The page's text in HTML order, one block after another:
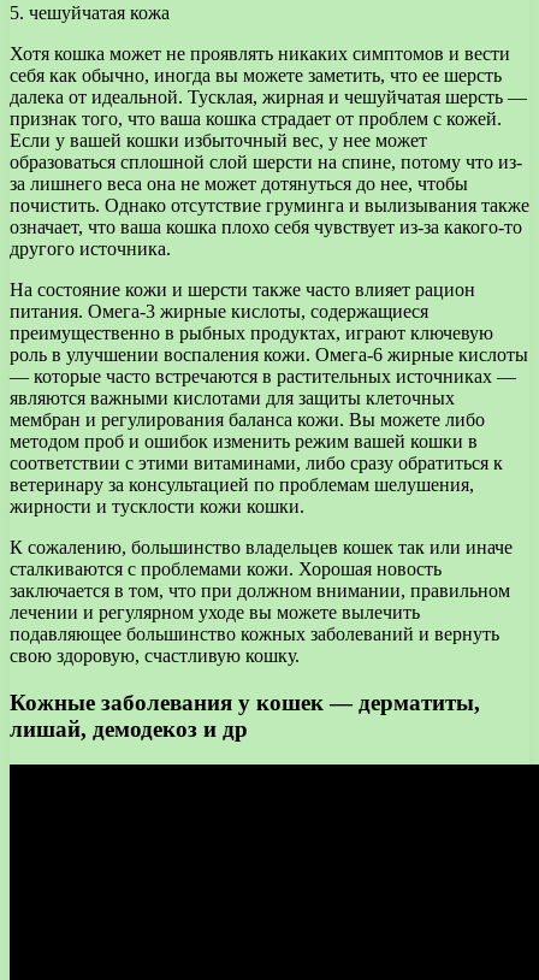
5. чешуйчатая кожа
Хотя кошка может не проявлять никаких симптомов и вести
себя как обычно, иногда вы можете заметить, что ее шерсть
далека от идеальной. Тусклая, жирная и чешуйчатая шерсть —
признак того, что ваша кошка страдает от проблем с кожей.
Если у вашей кошки избыточный вес, у нее может
образоваться сплошной слой шерсти на спине, потому что из-
за лишнего веса она не может дотянуться до нее, чтобы
почистить. Однако отсутствие груминга и вылизывания также
означает, что ваша кошка плохо себя чувствует из-за какого-то
другого источника.
На состояние кожи и шерсти также часто влияет рацион
питания. Омега-3 жирные кислоты, содержащиеся
преимущественно в рыбных продуктах, играют ключевую
роль в улучшении воспаления кожи. Омега-6 жирные кислоты
— которые часто встречаются в растительных источниках —
являются важными кислотами для защиты клеточных
мембран и регулирования баланса кожи. Вы можете либо
методом проб и ошибок изменить режим вашей кошки в
соответствии с этими витаминами, либо сразу обратиться к
ветеринару за консультацией по проблемам шелушения,
жирности и тусклости кожи кошки.
К сожалению, большинство владельцев кошек так или иначе
сталкиваются с проблемами кожи. Хорошая новость
заключается в том, что при должном внимании, правильном
лечении и регулярном уходе вы можете вылечить
подавляющее большинство кожных заболеваний и вернуть
свою здоровую, счастливую кошку.
Кожные заболевания у кошек — дерматиты,
лишай, демодекоз и др